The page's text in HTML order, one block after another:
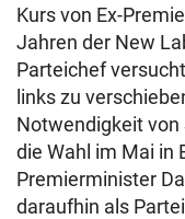
Kurs von Ex-
Jahren der New
Parteichef
links zu
Notwendigkeit von
die Wahl im Mai in
Premierminister
daraufhin als